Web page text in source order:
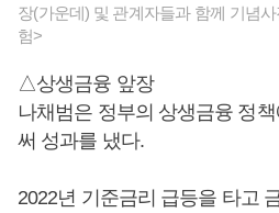
장(가운데) 및 관계자들과 함께 기념
험>
△상생금융 앞장
나채범은 정부의 상생금융 정
써 성과를 냈다.
2022년 기준금리 급등을 타고